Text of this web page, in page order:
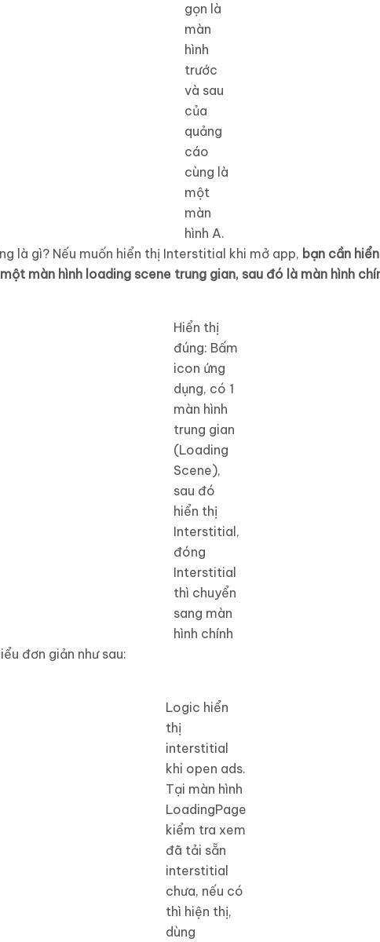
gọn là
màn
hình
trước
và sau
của
quảng
cáo
cùng là
một
màn
hình A.
là gì? Nếu muốn hiển thị Interstitial khi mở app, bạn cần
màn hình loading scene trung gian, sau đó là màn hình
Hiển thị
đúng: Bấm
icon ứng
dụng, có 1
màn hình
trung gian
(Loading
Scene),
sau đó
hiển thị
Interstitial,
đóng
Interstitial
thì chuyển
sang màn
hình chính
đơn giản như sau:
Logic hiển
thị
interstitial
khi open ads.
Tại màn hình
LoadingPage
kiểm tra xem
đã tải sẵn
interstitial
chưa, nếu có
thì hiện thị,
dùng